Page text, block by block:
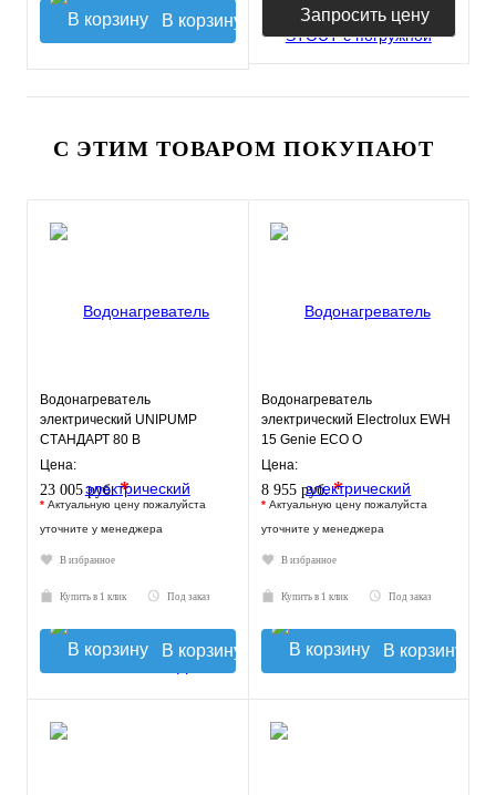
В корзину Запросить цену
С ЭТИМ ТОВАРОМ ПОКУПАЮТ
Водонагреватель
электрический UNIPUMP
СТАНДАРТ 80 В
Цена:
23 005 руб.*
* Актуальную цену пожалуйста
уточните у менеджера
В избранное
Купить в 1 клик Под заказ
В корзину
Водонагреватель
электрический Electrolux EWH
15 Genie ECO O
Цена:
8 955 руб.*
* Актуальную цену пожалуйста
уточните у менеджера
В избранное
Купить в 1 клик Под заказ
В корзину